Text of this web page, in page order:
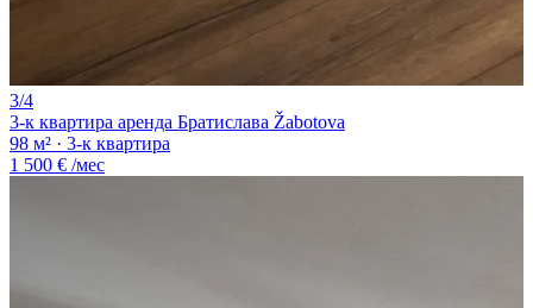
3/4
3-к квартира аренда Братислава Žabotova
98 м² · 3-к квартира
1 500 € /мес